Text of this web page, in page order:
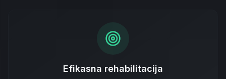
Efikasna rehabilitacija